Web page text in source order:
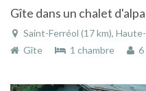
Saint-Ferréol (17 km), Haute-Savoie,
Gîte
1 chambre 6